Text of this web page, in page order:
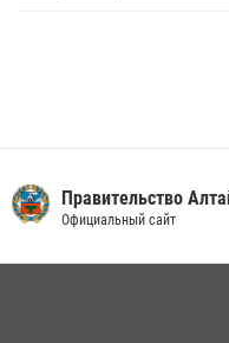
Правительство
Официальный сайт